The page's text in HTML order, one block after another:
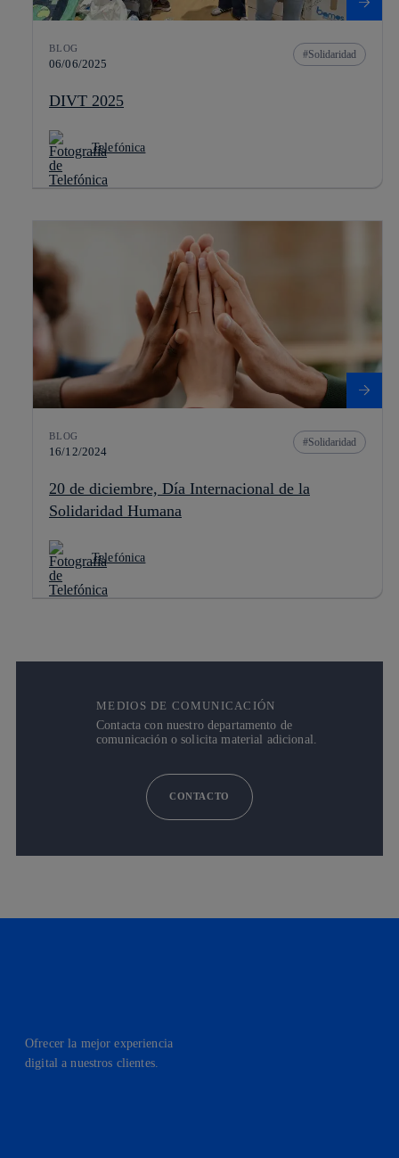
BLOG
06/06/2025
Solidaridad
DIVT 2025
Telefónica
BLOG
16/12/2024
Solidaridad
20 de diciembre, Día Internacional de la
Solidaridad Humana
Telefónica
MEDIOS DE COMUNICACIÓN
Contacta con nuestro departamento de
comunicación o solicita material adicional.
CONTACTO
Ofrecer la mejor experiencia
digital a nuestros clientes.